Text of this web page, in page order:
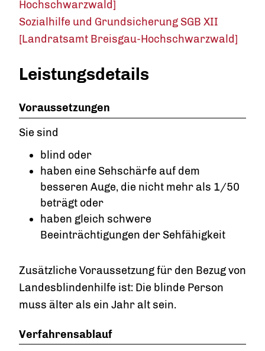
Hochschwarzwald]
Sozialhilfe und Grundsicherung SGB XII
[Landratsamt Breisgau-Hochschwarzwald]
Leistungsdetails
Voraussetzungen
Sie sind
blind oder
haben eine Sehschärfe auf dem
besseren Auge, die nicht mehr als 1/50
beträgt oder
haben gleich schwere
Beeinträchtigungen der Sehfähigkeit
Zusätzliche Voraussetzung für den Bezug von
Landesblindenhilfe ist: Die blinde Person
muss älter als ein Jahr alt sein.
Verfahrensablauf